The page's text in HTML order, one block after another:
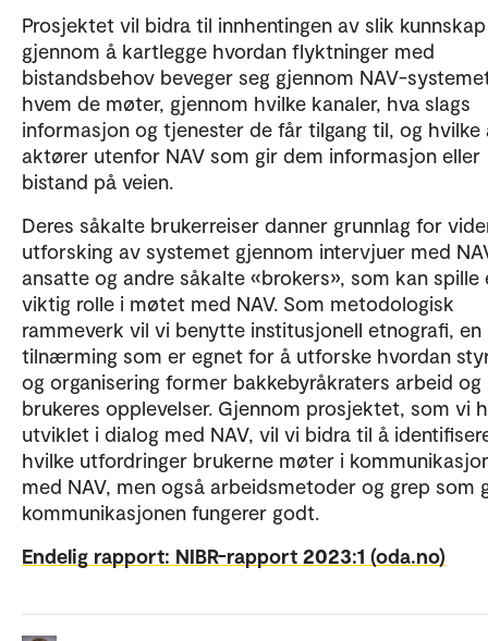
Prosjektet vil bidra til innhentingen av slik kunnskap
gjennom å kartlegge hvordan flyktninger med
bistandsbehov beveger seg gjennom NAV-
hvem de møter, gjennom hvilke kanaler, hva slags
informasjon og tjenester de får tilgang til, og hvilke
aktører utenfor NAV som gir dem informasjon eller
bistand på veien.
Deres såkalte brukerreiser danner grunnlag for
utforsking av systemet gjennom intervjuer med
ansatte og andre såkalte «brokers», som kan spille
viktig rolle i møtet med NAV. Som metodologisk
rammeverk vil vi benytte institusjonell etnografi, en
tilnærming som er egnet for å utforske hvordan
og organisering former bakkebyråkraters arbeid og
brukeres opplevelser. Gjennom prosjektet, som vi
utviklet i dialog med NAV, vil vi bidra til å
hvilke utfordringer brukerne møter i
med NAV, men også arbeidsmetoder og grep som
kommunikasjonen fungerer godt.
Endelig rapport: NIBR-rapport 2023:1 (oda.no)